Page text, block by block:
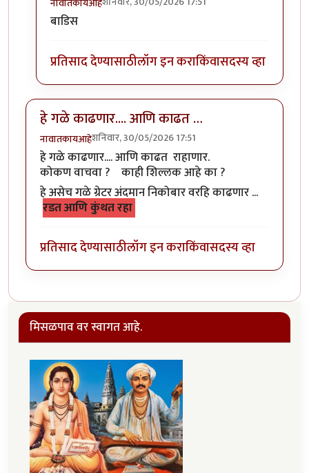
नावातकायआहे
In reply to
बाडिस
प्रतिसाद देण्यासाठीलॉग इन कराकिंवासदस्य व्हा
हे गळे काढणार.... आणि काढत …
नावातकायआहेशनिवार, 30/05/2026 17:51
हे गळे काढणार.... आणि काढत राहाणार.
कोकण वाचवा ? काही शिल्लक आहे का ?
हे असेच गळे ग्रेटर अंदमान निकोबार वरहि काढणार ...
रडत आणि कुंथत रहा
प्रतिसाद देण्यासाठीलॉग इन कराकिंवासदस्य व्हा
मिसळपाव वर स्वागत आहे.